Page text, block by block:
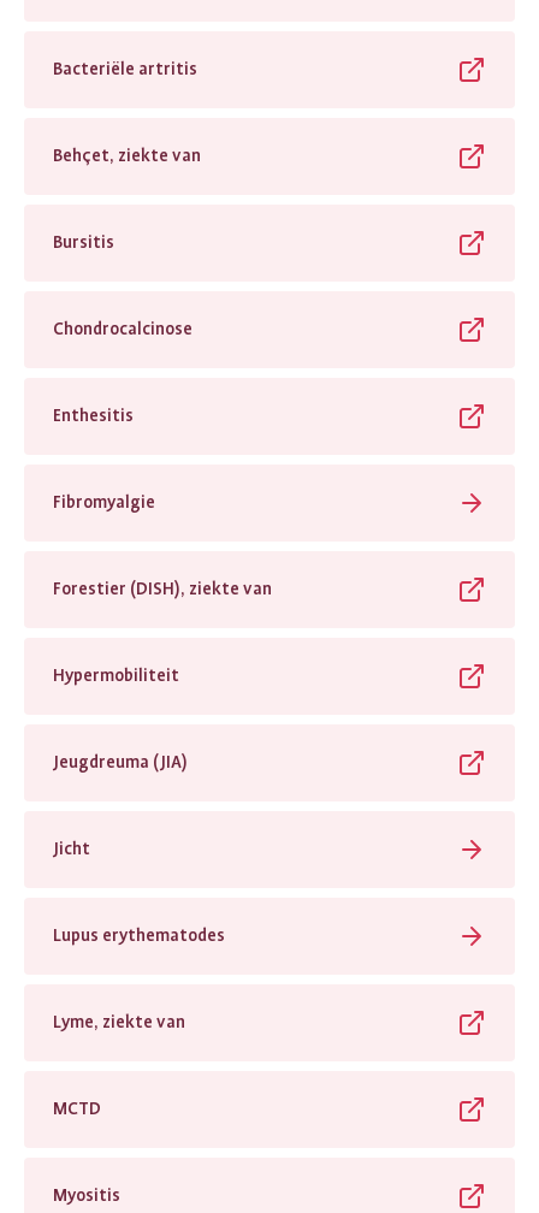
Bacteriële artritis
Behçet, ziekte van
Bursitis
Chondrocalcinose
Enthesitis
Fibromyalgie
Forestier (DISH), ziekte van
Hypermobiliteit
Jeugdreuma (JIA)
Jicht
Lupus erythematodes
Lyme, ziekte van
MCTD
Myositis